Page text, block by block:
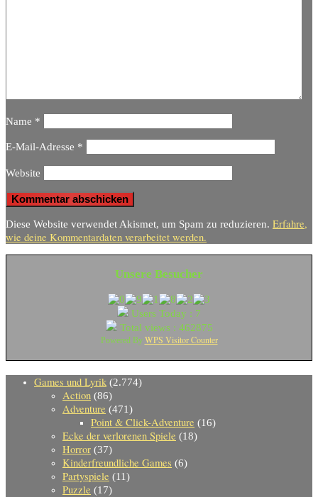
Name *
E-Mail-Adresse *
Website
Diese Website verwendet Akismet, um Spam zu reduzieren. Erfahre,
wie deine Kommentardaten verarbeitet werden.
Unsere Besucher
Users Today : 7
Total views : 462875
Powered By WPS Visitor Counter
Games und Lyrik (2.774)
Action (86)
Adventure (471)
Point & Click-Adventure (16)
Ecke der verlorenen Spiele (18)
Horror (37)
Kinderfreundliche Games (6)
Partyspiele (11)
Puzzle (17)